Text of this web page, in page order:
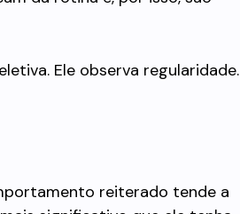
Ele observa regularidade.
reiterado tende a